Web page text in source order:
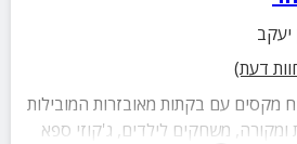
יעקב
דעת)
מקסים עם בקתות מאובזרות המובילות
משחקים לילדים, ג'קוזי ספא